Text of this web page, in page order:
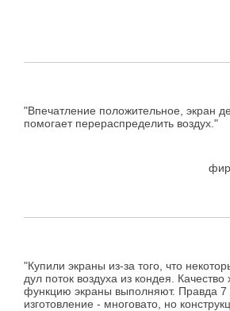
"Впечатление положительное, экран
помогает перераспределить воздух."
"Купили экраны из-за того, что
дул поток воздуха из кондея.
функцию экраны выполняют. Правда 7
изготовление - многовато, но